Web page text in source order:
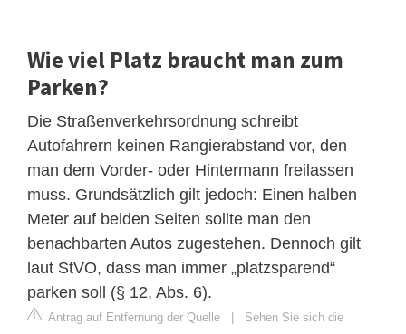
Wie viel Platz braucht man zum
Parken?
Die Straßenverkehrsordnung schreibt
Autofahrern keinen Rangierabstand vor, den
man dem Vorder- oder Hintermann freilassen
muss. Grundsätzlich gilt jedoch: Einen halben
Meter auf beiden Seiten sollte man den
benachbarten Autos zugestehen. Dennoch gilt
laut StVO, dass man immer „platzsparend“
parken soll (§ 12, Abs. 6).
Antrag auf Entfernung der Quelle | Sehen Sie sich die